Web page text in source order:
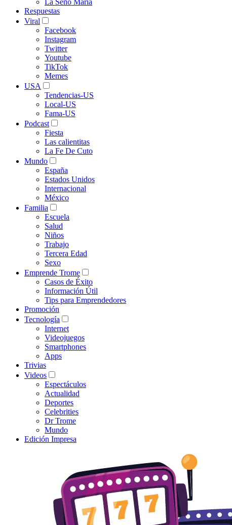
La Seño María
Respuestas
Viral
Facebook
Instagram
Twitter
Youtube
TikTok
Memes
USA
Tendencias-US
Local-US
Fama-US
Podcast
Fiesta
Las calientitas
La Fe De Cuto
Mundo
España
Estados Unidos
Internacional
México
Familia
Escuela
Salud
Niños
Trabajo
Tercera Edad
Sexo
Emprende Trome
Casos de Éxito
Información Útil
Tips para Emprendedores
Promoción
Tecnología
Internet
Videojuegos
Smartphones
Apps
Trivias
Videos
Espectáculos
Actualidad
Deportes
Celebrities
Dr Trome
Mundo
Edición Impresa